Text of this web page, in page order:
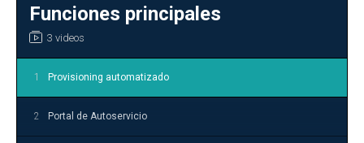
Funciones principales
3 videos
1 Provisioning automatizado
2 Portal de Autoservicio